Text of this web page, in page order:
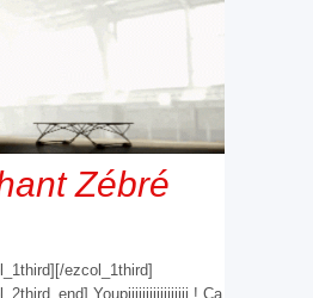
Zébré
ezcol_1third]
Youpiiiiiiiiiiiiiiiii ! Ça